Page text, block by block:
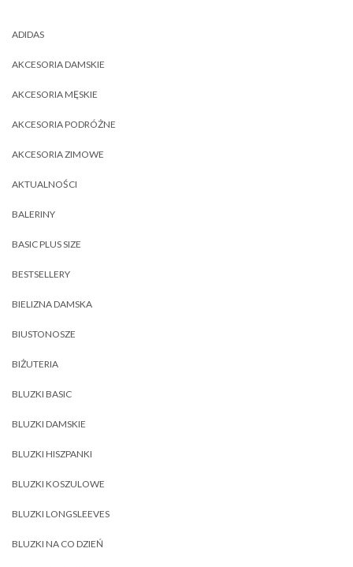
ADIDAS
AKCESORIA DAMSKIE
AKCESORIA MĘSKIE
AKCESORIA PODRÓŻNE
AKCESORIA ZIMOWE
AKTUALNOŚCI
BALERINY
BASIC PLUS SIZE
BESTSELLERY
BIELIZNA DAMSKA
BIUSTONOSZE
BIŻUTERIA
BLUZKI BASIC
BLUZKI DAMSKIE
BLUZKI HISZPANKI
BLUZKI KOSZULOWE
BLUZKI LONGSLEEVES
BLUZKI NA CO DZIEŃ